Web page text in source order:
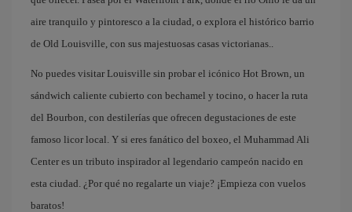
aire tranquilo y pintoresco a la ciudad, o explora el histórico barrio
de Old Louisville, con sus majestuosas casas victorianas..
No puedes visitar Louisville sin probar el icónico Hot Brown, un
sándwich caliente cubierto con bechamel y tocino, o hacer la ruta
del Bourbon, con destilerías que ofrecen degustaciones de este
famoso licor local. Y si eres fanático del boxeo, el Muhammad Ali
Center es un tributo inspirador al legendario campeón nacido en
esta ciudad. ¿Por qué no regalarte un viaje? ¡Empieza con vuelos
baratos!